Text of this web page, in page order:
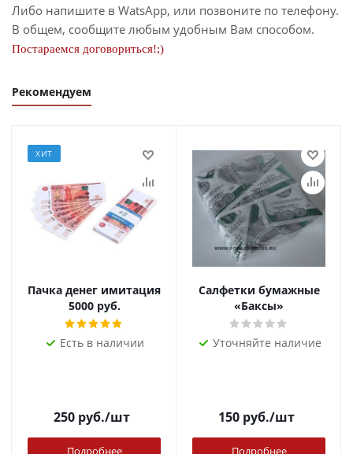
Либо напишите в WatsApp, или позвоните по телефону.
В общем, сообщите любым удобным Вам способом.
Постараемся договориться!;)
Рекомендуем
ХИТ
Пачка денег имитация
5000 руб.
Есть в наличии
250руб./шт
Подробнее
Салфетки бумажные
«Баксы»
Уточняйте наличие
150руб./шт
Подробнее